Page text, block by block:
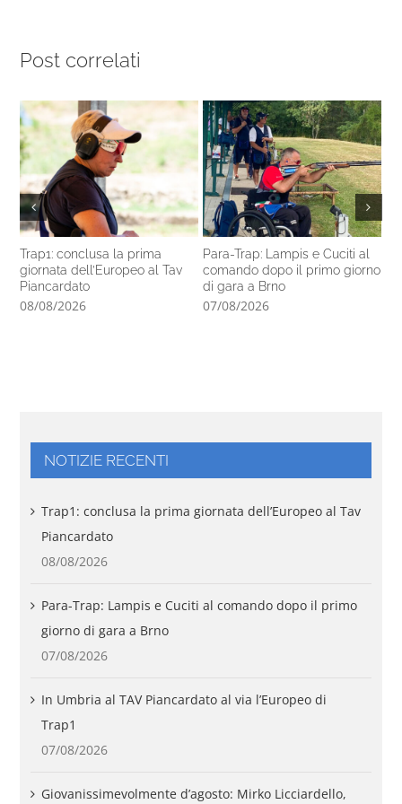
Post correlati
Trap1: conclusa la prima
giornata dell’Europeo al Tav
Piancardato
08/08/2026
Para-Trap: Lampis e Cuciti al
comando dopo il primo giorno
di gara a Brno
07/08/2026
NOTIZIE RECENTI
Trap1: conclusa la prima giornata dell’Europeo al Tav
Piancardato
08/08/2026
Para-Trap: Lampis e Cuciti al comando dopo il primo
giorno di gara a Brno
07/08/2026
In Umbria al TAV Piancardato al via l’Europeo di
Trap1
07/08/2026
Giovanissimevolmente d’agosto: Mirko Licciardello,